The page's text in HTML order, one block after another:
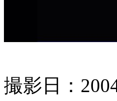
撮影日：